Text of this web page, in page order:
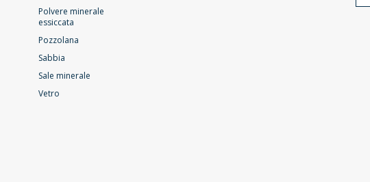
Polvere minerale
essiccata
Pozzolana
Sabbia
Sale minerale
Vetro